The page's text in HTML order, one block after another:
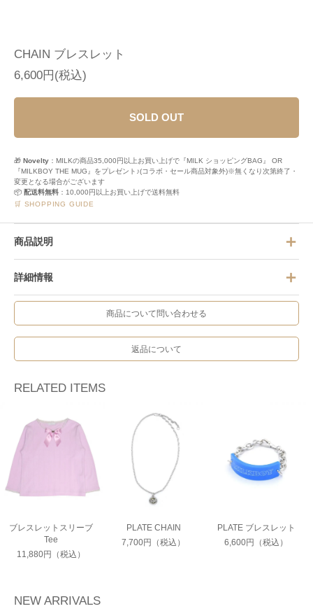
CHAIN ブレスレット
6,600円(税込)
SOLD OUT
🎁 Novelty ：MILKの商品35,000円以上お買い上げで『MILK ショッピングBAG』 OR
『MILKBOY THE MUG』をプレゼント♪(コラボ・セール商品対象外)※無くなり次第終了・
変更となる場合がございます
📦 配送料無料 ：10,000円以上お買い上げで送料無料
🛒 SHOPPING GUIDE
商品説明
詳細情報
商品について問い合わせる
返品について
RELATED ITEMS
ブレスレットスリーブ
Tee
11,880円（税込）
PLATE CHAIN
7,700円（税込）
PLATE ブレスレット
6,600円（税込）
NEW ARRIVALS